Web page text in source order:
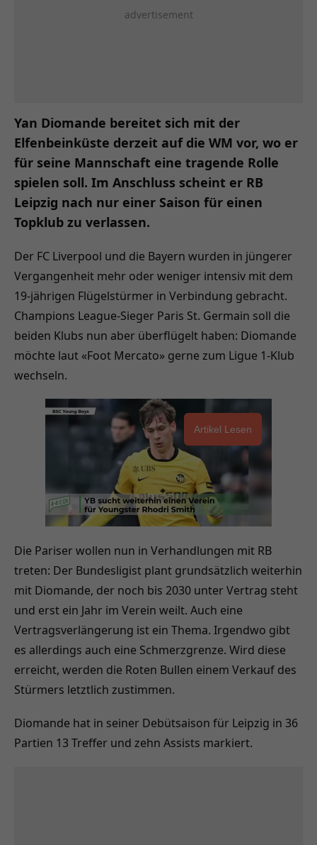
Yan Diomande bereitet sich mit der
Elfenbeinküste derzeit auf die WM vor, wo er
für seine Mannschaft eine tragende Rolle
spielen soll. Im Anschluss scheint er RB
Leipzig nach nur einer Saison für einen
Topklub zu verlassen.
Der FC Liverpool und die Bayern wurden in jüngerer
Vergangenheit mehr oder weniger intensiv mit dem
19-jährigen Flügelstürmer in Verbindung gebracht.
Champions League-Sieger Paris St. Germain soll die
beiden Klubs nun aber überflügelt haben: Diomande
möchte laut «Foot Mercato» gerne zum Ligue 1-Klub
wechseln.
Artikel Lesen
Die Pariser wollen nun in Verhandlungen mit RB
treten: Der Bundesligist plant grundsätzlich weiterhin
mit Diomande, der noch bis 2030 unter Vertrag steht
und erst ein Jahr im Verein weilt. Auch eine
Vertragsverlängerung ist ein Thema. Irgendwo gibt
es allerdings auch eine Schmerzgrenze. Wird diese
erreicht, werden die Roten Bullen einem Verkauf des
Stürmers letztlich zustimmen.
Diomande hat in seiner Debütsaison für Leipzig in 36
Partien 13 Treffer und zehn Assists markiert.